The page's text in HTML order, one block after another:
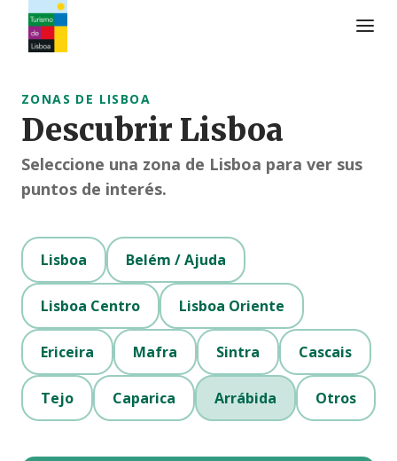
ZONAS DE LISBOA
Descubrir Lisboa
Seleccione una zona de Lisboa para ver sus
puntos de interés.
Lisboa Belém / Ajuda
Lisboa Centro Lisboa Oriente
Ericeira Mafra Sintra Cascais
Tejo Caparica Arrábida Otros